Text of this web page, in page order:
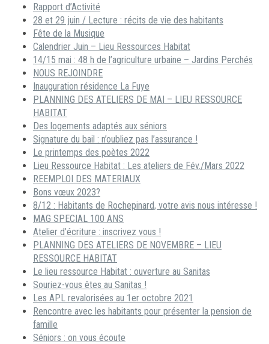
Rapport d’Activité
28 et 29 juin / Lecture : récits de vie des habitants
Fête de la Musique
Calendrier Juin – Lieu Ressources Habitat
14/15 mai : 48 h de l’agriculture urbaine – Jardins Perchés
NOUS REJOINDRE
Inauguration résidence La Fuye
PLANNING DES ATELIERS DE MAI – LIEU RESSOURCE
HABITAT
Des logements adaptés aux séniors
Signature du bail : n’oubliez pas l’assurance !
Le printemps des poètes 2022
Lieu Ressource Habitat : Les ateliers de Fév./Mars 2022
REEMPLOI DES MATERIAUX
Bons vœux 2023?
8/12 : Habitants de Rochepinard, votre avis nous intéresse !
MAG SPECIAL 100 ANS
Atelier d’écriture : inscrivez vous !
PLANNING DES ATELIERS DE NOVEMBRE – LIEU
RESSOURCE HABITAT
Le lieu ressource Habitat : ouverture au Sanitas
Souriez-vous êtes au Sanitas !
Les APL revalorisées au 1er octobre 2021
Rencontre avec les habitants pour présenter la pension de
famille
Séniors : on vous écoute